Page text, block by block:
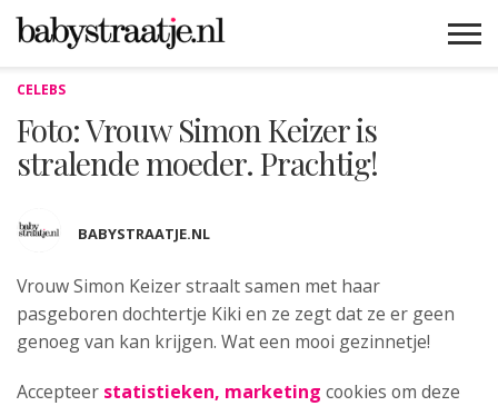
CELEBS
Foto: Vrouw Simon Keizer is
stralende moeder. Prachtig!
BABYSTRAATJE.NL
Vrouw Simon Keizer straalt samen met haar
pasgeboren dochtertje Kiki en ze zegt dat ze er geen
genoeg van kan krijgen. Wat een mooi gezinnetje!
Accepteer statistieken, marketing cookies om deze